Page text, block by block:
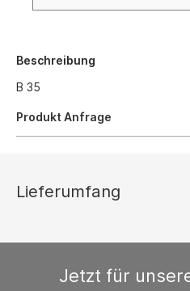
Beschreibung
B 35
Produkt Anfrage
Lieferumfang
Jetzt für